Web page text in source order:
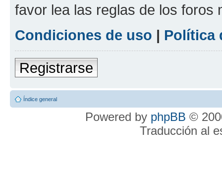
favor lea las reglas de los foros
Condiciones de uso | Política
Registrarse
Índice general
Powered by phpBB ©
Traducción al